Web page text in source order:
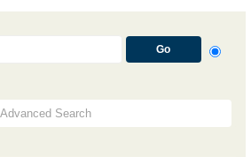
Advanced Search